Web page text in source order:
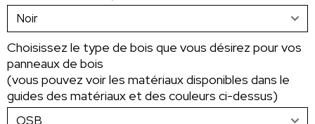
Choisissez le type de bois que vous désirez pour vos
panneaux de bois
(vous pouvez voir les matériaux disponibles dans le
guides des matériaux et des couleurs ci-dessus)